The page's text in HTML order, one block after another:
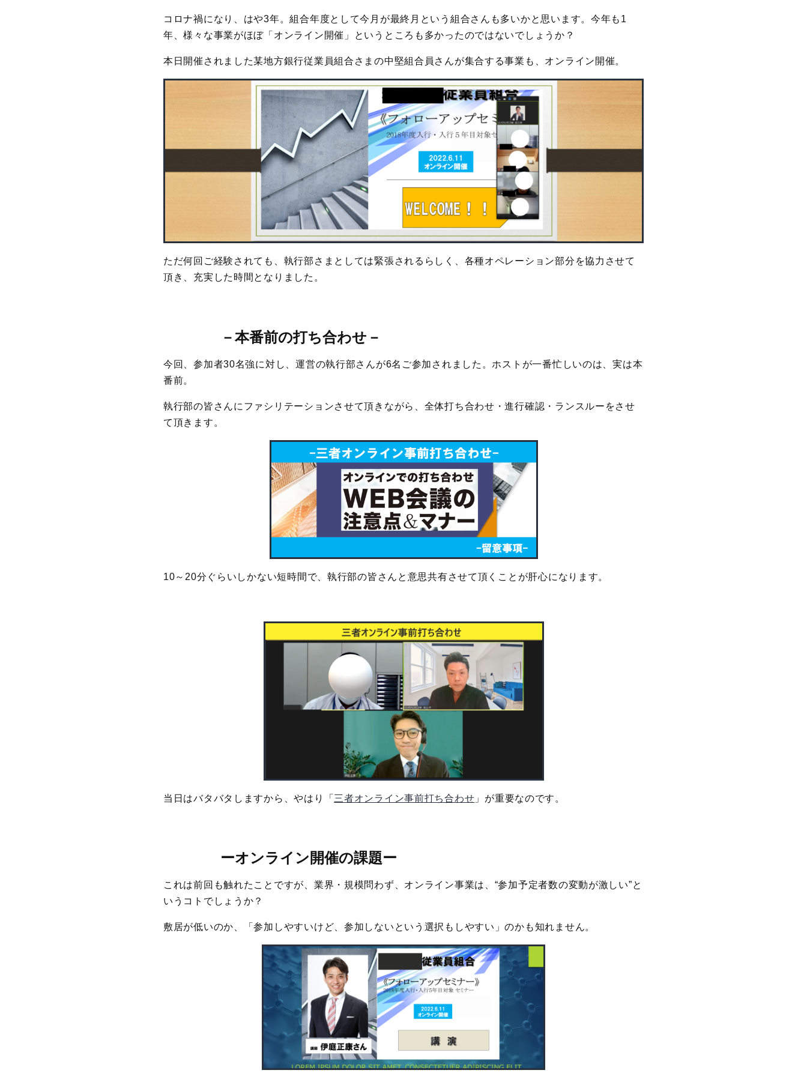
コロナ禍になり、はや3年。組合年度として今月が最終月という組合さんも多いかと思います。今年も1
年、様々な事業がほぼ「オンライン開催」というところも多かったのではないでしょうか？
本日開催されました某地方銀行従業員組合さまの中堅組合員さんが集合する事業も、オンライン開催。
ただ何回ご経験されても、執行部さまとしては緊張されるらしく、各種オペレーション部分を協力させて
頂き、充実した時間となりました。
－本番前の打ち合わせ－
今回、参加者30名強に対し、運営の執行部さんが6名ご参加されました。ホストが一番忙しいのは、実は本
番前。
執行部の皆さんにファシリテーションさせて頂きながら、全体打ち合わせ・進行確認・ランスルーをさせ
て頂きます。
10～20分ぐらいしかない短時間で、執行部の皆さんと意思共有させて頂くことが肝心になります。
当日はバタバタしますから、やはり「 三者オンライン事前打ち合わせ 」が重要なのです。
ーオンライン開催の課題ー
これは前回も触れたことですが、業界・規模問わず、オンライン事業は、“参加予定者数の変動が激しい”と
いうコトでしょうか？
敷居が低いのか、「参加しやすいけど、参加しないという選択もしやすい」のかも知れません。